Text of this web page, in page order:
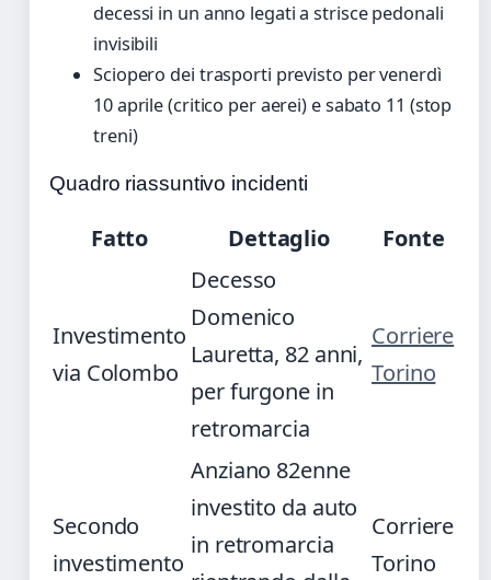
decessi in un anno legati a strisce pedonali
invisibili
Sciopero dei trasporti previsto per venerdì
10 aprile (critico per aerei) e sabato 11 (stop
treni)
Quadro riassuntivo incidenti
Fatto Dettaglio Fonte
Investimento
via Colombo
Decesso
Domenico
Lauretta, 82 anni,
per furgone in
retromarcia
Corriere
Torino
Secondo
investimento
Anziano 82enne
investito da auto
in retromarcia
Corriere
Torino